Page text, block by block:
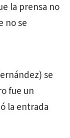
la prensa no
no se
se
fue un
la entrada